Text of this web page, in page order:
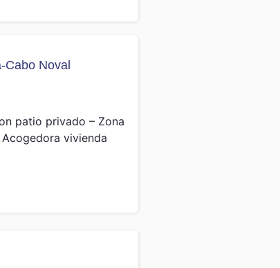
Noval
patio privado – Zona
vivienda